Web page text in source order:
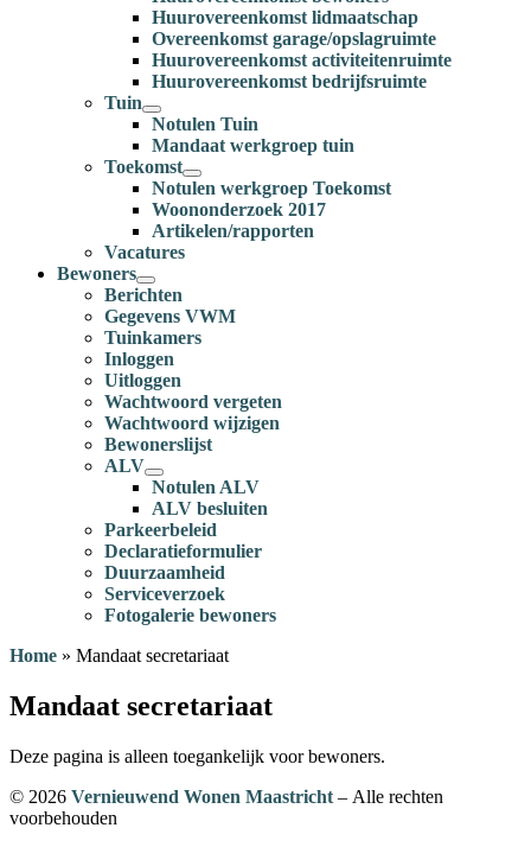
Huurovereenkomst lidmaatschap
Overeenkomst garage/opslagruimte
Huurovereenkomst activiteitenruimte
Huurovereenkomst bedrijfsruimte
Tuin
Notulen Tuin
Mandaat werkgroep tuin
Toekomst
Notulen werkgroep Toekomst
Woononderzoek 2017
Artikelen/rapporten
Vacatures
Bewoners
Berichten
Gegevens VWM
Tuinkamers
Inloggen
Uitloggen
Wachtwoord vergeten
Wachtwoord wijzigen
Bewonerslijst
ALV
Notulen ALV
ALV besluiten
Parkeerbeleid
Declaratieformulier
Duurzaamheid
Serviceverzoek
Fotogalerie bewoners
Home » Mandaat secretariaat
Mandaat secretariaat
Deze pagina is alleen toegankelijk voor bewoners.
© 2026 Vernieuwend Wonen Maastricht – Alle rechten
voorbehouden